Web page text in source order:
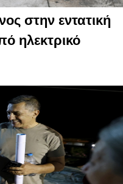
στην εντατική
ηλεκτρικό